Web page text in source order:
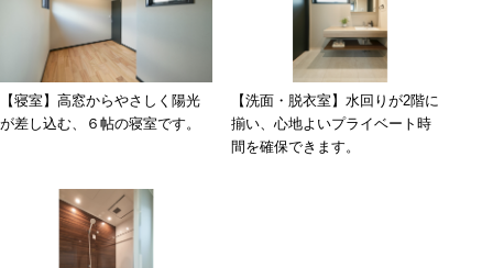
【寝室】高窓からやさしく陽光
が差し込む、６帖の寝室です。
【洗面・脱衣室】水回りが2階に
揃い、心地よいプライベート時
間を確保できます。